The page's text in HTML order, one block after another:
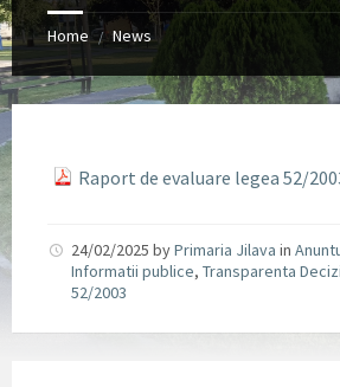
Home / News
Raport de evaluare legea 52/
24/02/2025 byPrimaria Jilava in
Informatii publice, Transparenta
52/2003